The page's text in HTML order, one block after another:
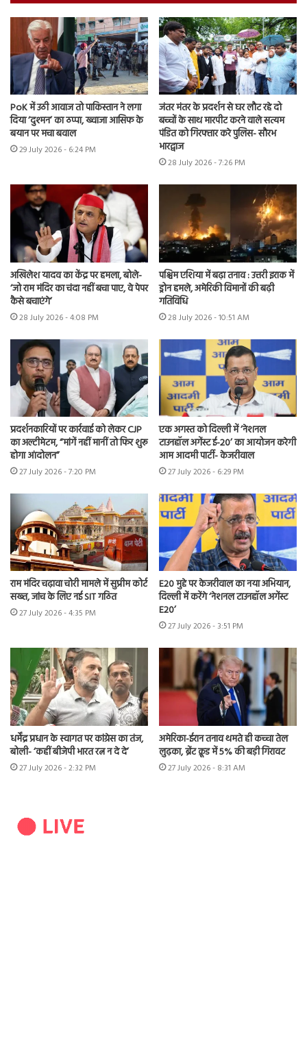
PoK में उठी आवाज तो पाकिस्तान ने लगा
दिया ‘दुश्मन’ का ठप्पा, ख्वाजा आसिफ के
बयान पर मचा बवाल
29 July 2026 - 6:24 PM
जंतर मंतर के प्रदर्शन से घर लौट रहे दो
बच्चों के साथ मारपीट करने वाले सत्यम
पंडित को गिरफ्तार करे पुलिस- सौरभ
भारद्वाज
28 July 2026 - 7:26 PM
अखिलेश यादव का केंद्र पर हमला, बोले-
‘जो राम मंदिर का चंदा नहीं बचा पाए, वे पेपर
कैसे बचाएंगे’
28 July 2026 - 4:08 PM
पश्चिम एशिया में बढ़ा तनाव : उत्तरी इराक में
ड्रोन हमले, अमेरिकी विमानों की बढ़ी
गतिविधि
28 July 2026 - 10:51 AM
प्रदर्शनकारियों पर कार्रवाई को लेकर CJP
का अल्टीमेटम, “मांगें नहीं मानीं तो फिर शुरू
होगा आंदोलन”
27 July 2026 - 7:20 PM
एक अगस्त को दिल्ली में ‘नेशनल
टाउनहॉल अगेंस्ट ई-20’ का आयोजन करेगी
आम आदमी पार्टी- केजरीवाल
27 July 2026 - 6:29 PM
राम मंदिर चढ़ावा चोरी मामले में सुप्रीम कोर्ट
सख्त, जांच के लिए नई SIT गठित
27 July 2026 - 4:35 PM
E20 मुद्दे पर केजरीवाल का नया अभियान,
दिल्ली में करेंगे ‘नेशनल टाउनहॉल अगेंस्ट
E20’
27 July 2026 - 3:51 PM
धर्मेंद्र प्रधान के स्वागत पर कांग्रेस का तंज,
बोली- ‘कहीं बीजेपी भारत रत्न न दे दे’
27 July 2026 - 2:32 PM
अमेरिका-ईरान तनाव थमते ही कच्चा तेल
लुढ़का, ब्रेंट क्रूड में 5% की बड़ी गिरावट
27 July 2026 - 8:31 AM